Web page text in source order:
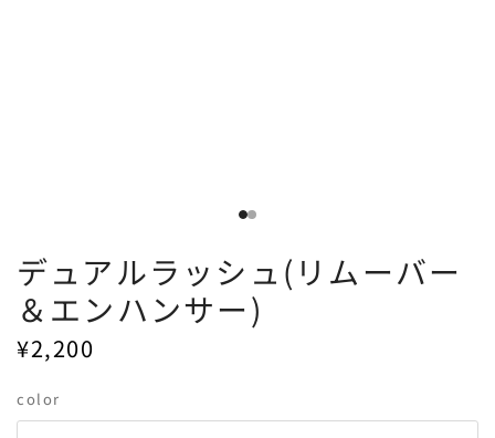
デュアルラッシュ(リムーバー
＆エンハンサー)
¥2,200
color